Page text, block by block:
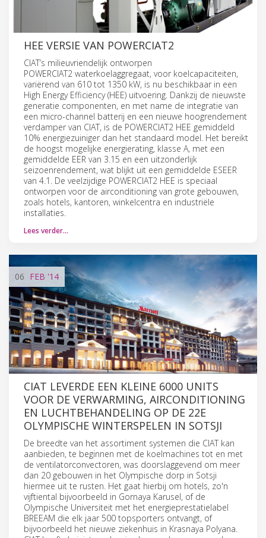
HEE VERSIE VAN POWERCIAT2
CIAT’s milieuvriendelijk ontworpen
POWERCIAT2 waterkoelaggregaat, voor koelcapaciteiten,
variërend van 610 tot 1350 kW, is nu beschikbaar in een
High Energy Efficiency (HEE) uitvoering. Dankzij de nieuwste
generatie componenten, en met name de integratie van
een micro-channel batterij en een nieuwe hoogrendement
verdamper van CIAT, is de POWERCIAT2 HEE gemiddeld
10% energiezuiniger dan het standaard model. Het bereikt
de hoogst mogelijke energierating, klasse A, met een
gemiddelde EER van 3.15 en een uitzonderlijk
seizoenrendement, wat blijkt uit een gemiddelde ESEER
van 4.1. De veelzijdige POWERCIAT2 HEE is speciaal
ontworpen voor de airconditioning van grote gebouwen,
zoals hotels, kantoren, winkelcentra en industriële
installaties.
Lees verder…
06 FEB '14
CIAT LEVERDE EEN KLEINE 6000 UNITS
VOOR DE VERWARMING, AIRCONDITIONING
EN LUCHTBEHANDELING OP DE 22E
OLYMPISCHE WINTERSPELEN IN SOTSJI
De breedte van het assortiment systemen die CIAT kan
aanbieden, te beginnen met de koelmachines tot en met
de ventilatorconvectoren, was doorslaggevend om meer
dan 20 gebouwen in het Olympische dorp in Sotsji
hiermee uit te rusten. Het gaat hierbij om hotels, zo'n
vijftiental bijvoorbeeld in Gornaya Karusel, of de
Olympische Universiteit met het energieprestatielabel
BREEAM die elk jaar 500 topsporters ontvangt, of
bijvoorbeeld het nieuwe ziekenhuis in Krasnaya Polyana.